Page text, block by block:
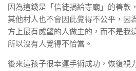
因為這錢是「信徒捐給寺廟」的善款
其他村人也不會因此覺得不公平，因
方上最有威望的人做主的，而不是我
所以沒有人覺得不恰當。
後來這孩子很幸運手術成功，恢復視